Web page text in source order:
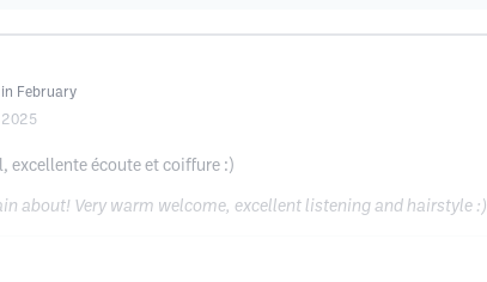
in February
2025
excellente écoute et coiffure :)
about! Very warm welcome, excellent listening and hairstyle :)